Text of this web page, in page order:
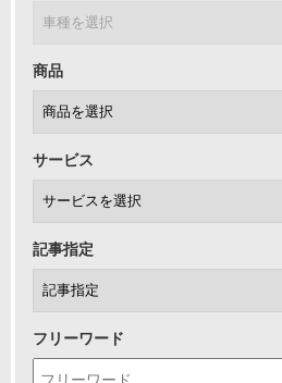
商品
サービス
記事指定
フリーワード